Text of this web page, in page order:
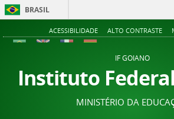
BRASIL
ACESSIBILIDADE ALTO CONTRASTE
IF GOIANO
Instituto
MINISTÉRIO DA